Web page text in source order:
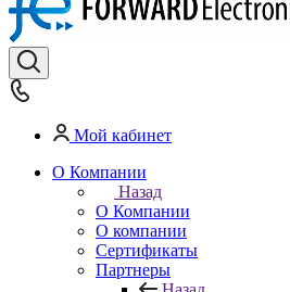
Мой кабинет
О Компании
Назад
О Компании
О компании
Сертификаты
Партнеры